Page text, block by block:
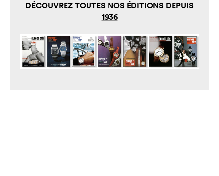
DÉCOUVREZ TOUTES NOS ÉDITIONS DEPUIS
1936